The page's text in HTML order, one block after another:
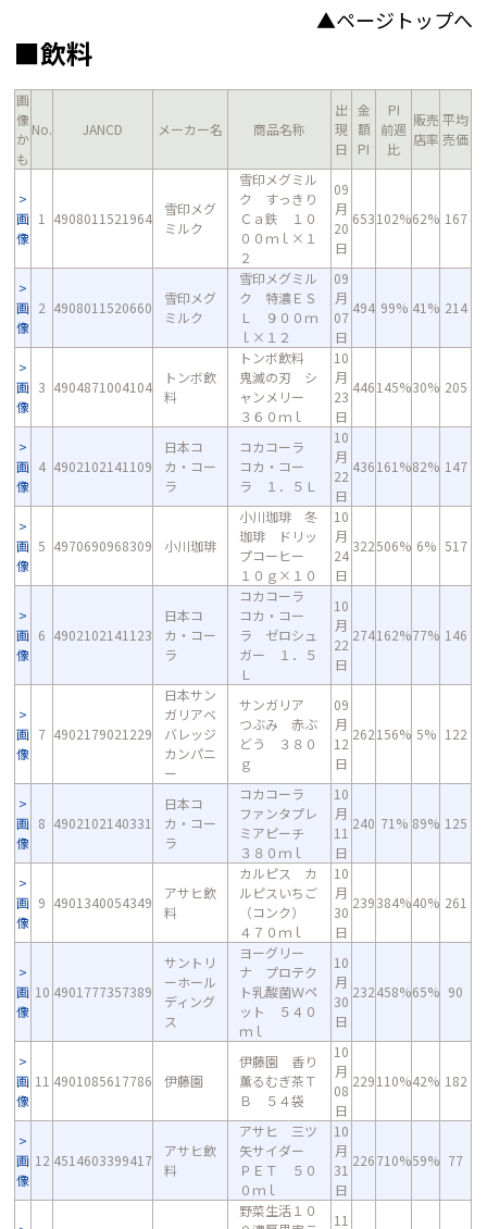
▲ページトップへ
■飲料
画
像
か
も
No. JANCD メーカー名 商品名称
出
現
日
金
額
PI
PI
前週
比
販売
店率
平均
売価
画
像
1 4908011521964
雪印メグ
ミルク
雪印メグミル
ク すっきり
Ｃａ鉄 １０
００ｍｌ×１
２
09
月
20
日
653102%62% 167
画
像
2 4908011520660
雪印メグ
ミルク
雪印メグミル
ク 特濃ＥＳ
Ｌ ９００ｍ
ｌ×１２
09
月
07
日
494 99% 41% 214
画
像
3 4904871004104
トンボ飲
料
トンボ飲料
鬼滅の刃 シ
ャンメリー
３６０ｍｌ
10
月
23
日
446145%30% 205
画
像
4 4902102141109
日本コ
カ・コー
ラ
コカコーラ
コカ・コー
ラ １．５Ｌ
10
月
22
日
436161%82% 147
画
像
5 4970690968309 小川珈琲
小川珈琲 冬
珈琲 ドリッ
プコーヒー
１０ｇ×１０
10
月
24
日
322506% 6% 517
画
像
6 4902102141123
日本コ
カ・コー
ラ
コカコーラ
コカ・コー
ラ ゼロシュ
ガー １．５
Ｌ
10
月
22
日
274162%77% 146
画
像
7 4902179021229
日本サン
ガリアベ
バレッジ
カンパニ
ー
サンガリア
つぶみ 赤ぶ
どう ３８０
ｇ
09
月
12
日
262156% 5% 122
画
像
8 4902102140331
日本コ
カ・コー
ラ
コカコーラ
ファンタプレ
ミアピーチ
３８０ｍｌ
10
月
11
日
240 71% 89% 125
画
像
9 4901340054349
アサヒ飲
料
カルピス カ
ルピスいちご
（コンク）
４７０ｍｌ
10
月
30
日
239384%40% 261
画
像
10 4901777357389
サントリ
ーホール
ディング
ス
ヨーグリー
ナ プロテク
ト乳酸菌Ｗペ
ット ５４０
ｍｌ
10
月
30
日
232458%65% 90
画
像
11 4901085617786 伊藤園
伊藤園 香り
薫るむぎ茶Ｔ
Ｂ ５４袋
10
月
08
日
229110%42% 182
画
像
12 4514603399417
アサヒ飲
料
アサヒ 三ツ
矢サイダー
ＰＥＴ ５０
０ｍｌ
10
月
31
日
226710%59% 77
野菜生活１０
11